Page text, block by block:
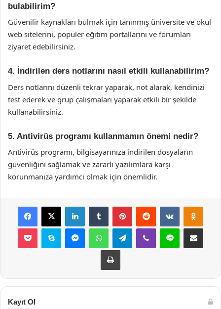
bulabilirim?
Güvenilir kaynakları bulmak için tanınmış üniversite ve okul
web sitelerini, popüler eğitim portallarını ve forumları
ziyaret edebilirsiniz.
4. İndirilen ders notlarını nasıl etkili kullanabilirim?
Ders notlarını düzenli tekrar yaparak, not alarak, kendinizi
test ederek ve grup çalışmaları yaparak etkili bir şekilde
kullanabilirsiniz.
5. Antivirüs programı kullanmamın önemi nedir?
Antivirüs programı, bilgisayarınıza indirilen dosyaların
güvenliğini sağlamak ve zararlı yazılımlara karşı
korunmanıza yardımcı olmak için önemlidir.
Facebook
X LinkedInTumblr PinterestReddit VKontakte
Pocket Skype MessengerWhatsAppTelegramViber Line E-Posta ile
Yazdır
Kayıt Ol